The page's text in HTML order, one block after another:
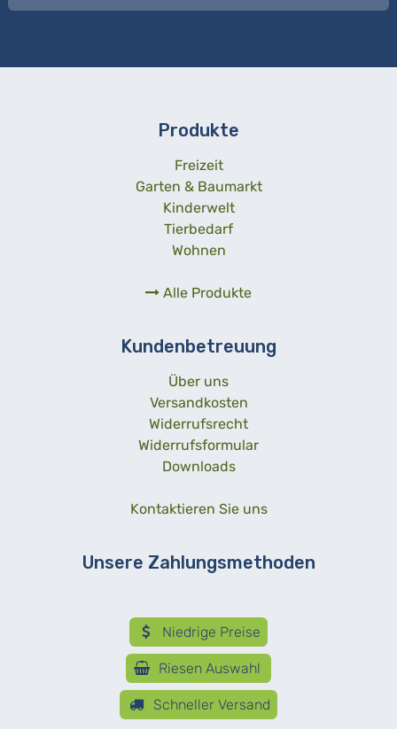
Produkte
Freizeit
Garten & Baumarkt
Kinderwelt
Tierbedarf
Wohnen
Alle Produkte
Kundenbetreuung
Über uns
Versandkosten
Widerrufsrecht
Widerrufsformular
Downloads
Kontaktieren Sie uns
Unsere Zahlungsmethoden
Niedrige Preise
Riesen Auswahl
Schneller Versand